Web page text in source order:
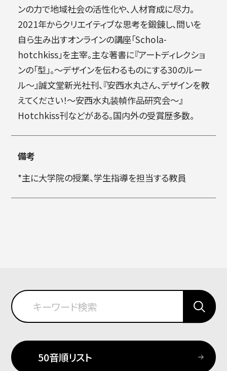
藝術学舎（公開講座）
ンの力で地域社会の活性化や、人材育成に尽力。
2021年からクリエイティブな思考を鍛錬し、問いを
自ら生み出すオンラインの講座「Schola-
hotchkiss」を主宰。主な著書に『アートディレクショ
ンの「型」。〜デザインを伝わるものにする30のルー
ル〜』誠文堂新光社刊、『安西水丸さん、デザインを教
えてください！〜安西水丸装幀作品研究会〜』
Hotchkiss刊などがある。国内外の受賞歴多数。
備考
*主に大学院の授業、学生指導を担当する教員
50音順リスト